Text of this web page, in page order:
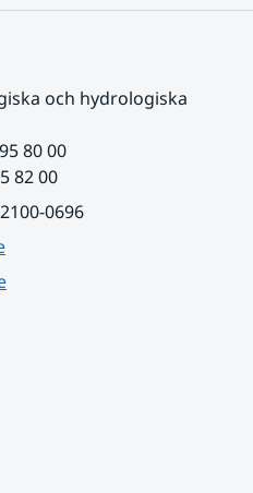
och hydrologiska
80 00
82 00
0696